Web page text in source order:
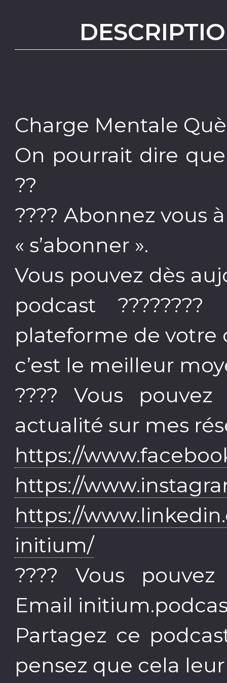
Charge Mentale
On pourrait dire
??
???? Abonnez vous
« s’abonner ».
Vous pouvez dès
podcast
plateforme de votre
c’est le meilleur
???? Vous
actualité sur mes
https://
https://
https://
initium/
???? Vous
Email
Partagez ce
pensez que cela